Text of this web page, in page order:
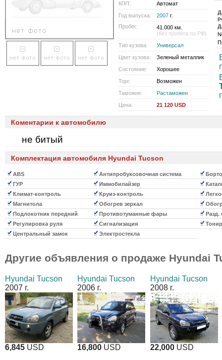
КПП:
Автомат
Год выпуска:
2007 г.
Пробег:
41.000 км.
(без пробега по РФ)
Тип кузова:
Универсал
Цвет кузова:
Зеленый металлик
Состояние:
Хорошее
Торг:
Возможен
Таможня:
Растаможен
Цена:
21 120 USD
№
Коментарии к автомобилю
не битый
Комплектация автомобиля Hyundai Tucson
ABS Антипробуксовочная система
ГУР
Иммобилайзер
Климат-контроль
Круиз-контроль
Магнитола
Обогрев зеркал
Подлокотник передний
Противотуманные фары
Разд.
Регулировка руля
Сигнализация
Центральный замок
Электростекла
Другие объявления о продаже Hyundai
Hyundai Tucson
2007 г.
6,845 USD
Hyundai Tucson
2006 г.
16,800 USD
Hyundai Tucson
2008 г.
22,000 USD